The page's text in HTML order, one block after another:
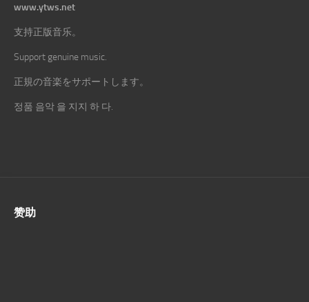
www.ytws.net
支持正版音乐。
Support genuine music.
正規の音楽をサポートします。
정품 음악 을 지지 하 다.
赞助